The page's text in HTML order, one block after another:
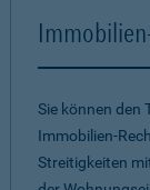
Sie können den
Immobilien-
Streitigkeiten